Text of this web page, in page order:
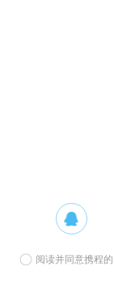
阅读并同意携程的